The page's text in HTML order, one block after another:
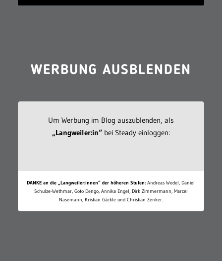
WERBUNG AUSBLENDEN
Um Werbung im Blog auszublenden, als
„Langweiler:in“bei Steady einloggen:
DANKE an die „Langweiler:innen“ der höheren Stufen: Andreas Wedel, Daniel
Schulze-Wethmar, Goto Dengo, Annika Engel, Dirk Zimmermann, Marcel
Nasemann, Kristian Gäckle und Christian Zenker.